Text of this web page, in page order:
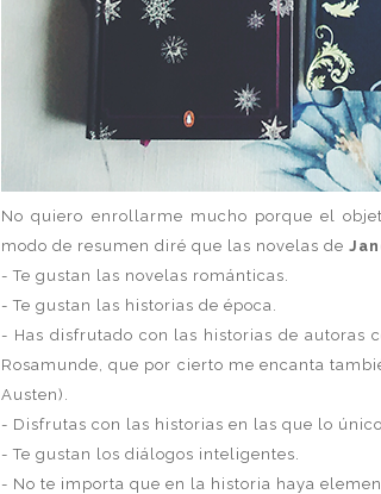
No quiero enrollarme mucho porque el
modo de resumen diré que las novelas de
- Te gustan las novelas románticas.
- Te gustan las historias de época.
- Has disfrutado con las historias de autoras
Rosamunde, que por cierto me encanta
Austen).
- Disfrutas con las historias en las que lo
- Te gustan los diálogos inteligentes.
- No te importa que en la historia haya